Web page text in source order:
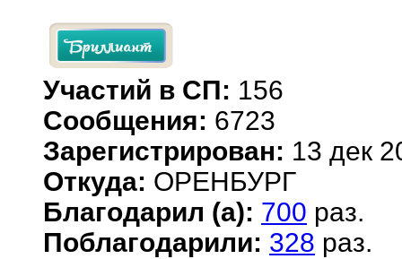
Участий в СП: 156
Сообщения: 6723
Зарегистрирован: 13 дек
Откуда: ОРЕНБУРГ
Благодарил (а): 700 раз.
Поблагодарили: 328 раз.